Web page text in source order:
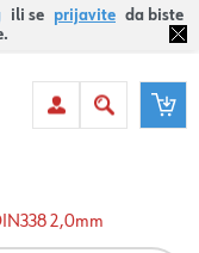
ili se prijavite da biste
2,0mm